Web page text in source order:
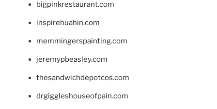
bigpinkrestaurant.com
inspirehuahin.com
memmingerspainting.com
jeremypbeasley.com
thesandwichdepotcos.com
drgiggleshouseofpain.com